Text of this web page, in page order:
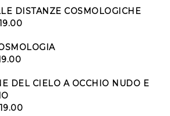
DISTANZE COSMOLOGICHE
DEL CIELO A OCCHIO NUDO E